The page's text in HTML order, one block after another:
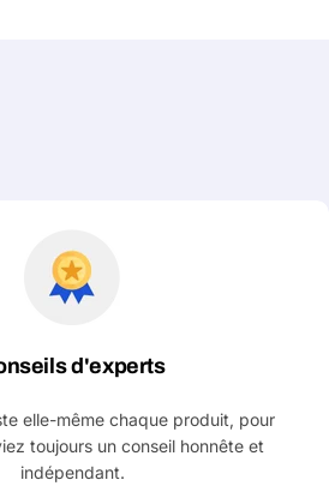
d'experts
elle-même chaque produit, pour
toujours un conseil honnête et
indépendant.